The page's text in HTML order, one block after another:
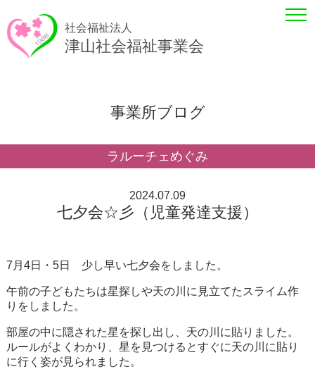
社会福祉法人
津山社会福祉事業会
事業所ブログ
ラルーチェめぐみ
2024.07.09
七夕会☆彡（児童発達支援）
7月4日・5日 少し早い七夕会をしました。
午前の子どもたちは星探しや天の川に見立てたスライム作
りをしました。
部屋の中に隠された星を探し出し、天の川に貼りました。
ルールがよくわかり、星を見つけるとすぐに天の川に貼り
に行く姿が見られました。